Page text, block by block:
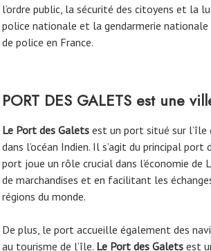
l’ordre public, la sécurité des citoyens et la
police nationale et la gendarmerie
de police en France.
PORT DES GALETS est une
Le Port des Galets est un port situé sur l’île
dans l’océan Indien. Il s’agit du principal
port joue un rôle crucial dans l’économie de
de marchandises et en facilitant les
régions du monde.
De plus, le port accueille également des
au tourisme de l’île. Le Port des Galets est